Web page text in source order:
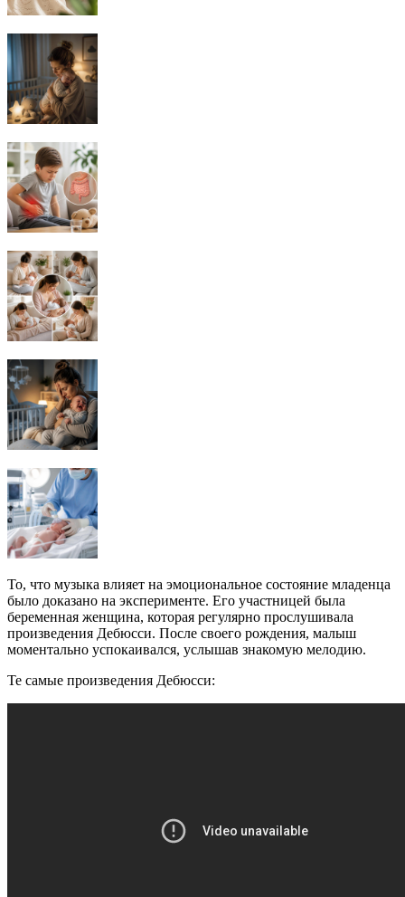
То, что музыка влияет на эмоциональное состояние младенца
было доказано на эксперименте. Его участницей была
беременная женщина, которая регулярно прослушивала
произведения Дебюсси. После своего рождения, малыш
моментально успокаивался, услышав знакомую мелодию.
Те самые произведения Дебюсси: